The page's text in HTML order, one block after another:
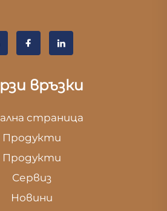
връзки
страница
Продукти
Продукти
Сервиз
Новини